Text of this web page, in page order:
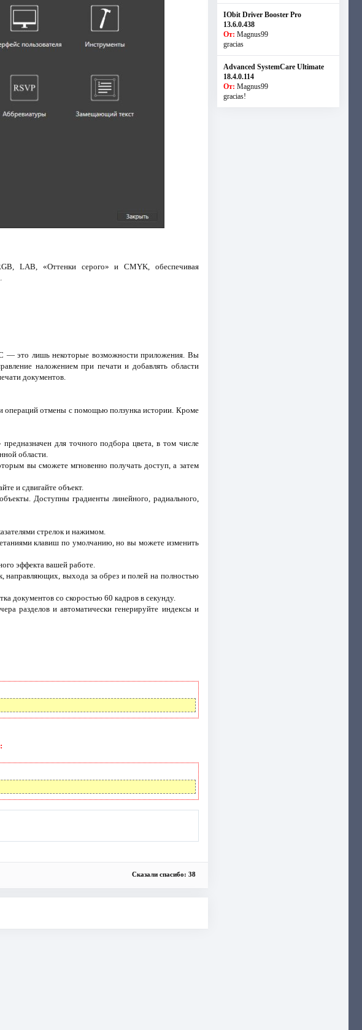
LAB, «Оттенки серого» и CMYK, обеспечивая
— это лишь некоторые возможности приложения. Вы
наложением при печати и добавлять области
документов.
операций отмены с помощью ползунка истории. Кроме
для точного подбора цвета, в том числе
области.
вы сможете мгновенно получать доступ, а затем
и сдвигайте объект.
Доступны градиенты линейного, радиального,
стрелок и нажимом.
клавиш по умолчанию, но вы можете изменить
эффекта вашей работе.
направляющих, выхода за обрез и полей на полностью
документов со скоростью 60 кадров в секунду.
разделов и автоматически генерируйте индексы и
Сказали спасибо: 38
IObit Driver Booster Pro
13.6.0.438
От: Magnus99
gracias
Advanced SystemCare Ultimate
18.4.0.114
От: Magnus99
gracias!